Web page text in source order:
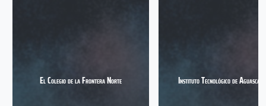
El Colegio de la Frontera Norte Instituto Tecnológico de